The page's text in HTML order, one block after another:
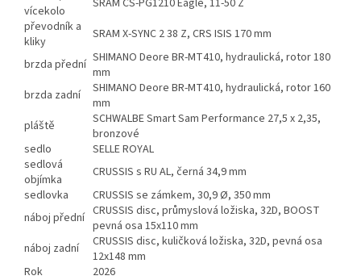
vícekolo
SRAM CS-PG1210 Eagle, 11-50 Z
převodník a
kliky
SRAM X-SYNC 2 38 Z, CRS ISIS 170 mm
brzda přední SHIMANO Deore BR-MT410, hydraulická, rotor 180
mm
brzda zadní
SHIMANO Deore BR-MT410, hydraulická, rotor 160
mm
pláště
SCHWALBE Smart Sam Performance 27,5 x 2,35,
bronzové
sedlo
SELLE ROYAL
sedlová
objímka
CRUSSIS s RU AL, černá 34,9 mm
sedlovka
CRUSSIS se zámkem, 30,9 Ø, 350 mm
náboj přední CRUSSIS disc, průmyslová ložiska, 32D, BOOST
pevná osa 15x110 mm
náboj zadní
CRUSSIS disc, kuličková ložiska, 32D, pevná osa
12x148 mm
Rok
2026